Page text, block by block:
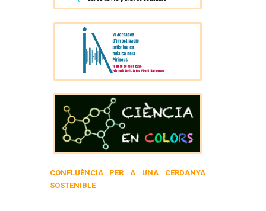
CONFLUÈNCIA PER A UNA CERDANYA
SOSTENIBLE